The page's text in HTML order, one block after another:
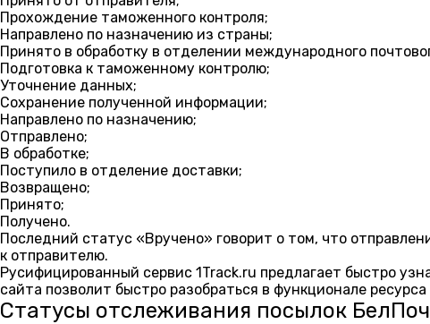
Прохождение таможенного контроля;
Направлено по назначению из страны;
Принято в обработку в отделении международного
Подготовка к таможенному контролю;
Уточнение данных;
Сохранение полученной информации;
Направлено по назначению;
Отправлено;
В обработке;
Поступило в отделение доставки;
Возвращено;
Принято;
Получено.
Последний статус «Вручено» говорит о том, что
к отправителю.
Русифицированный сервис 1Track.ru предлагает быстро
сайта позволит быстро разобраться в функционале
Статусы отслеживания посылок